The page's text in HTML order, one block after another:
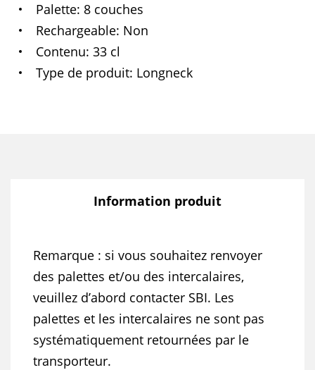
Palette 8 couches
Rechargeable Non
Contenu 33 cl
Type de produit Longneck
Information produit
Remarque : si vous souhaitez renvoyer
des palettes et/ou des intercalaires,
veuillez d’abord contacter SBI. Les
palettes et les intercalaires ne sont pas
systématiquement retournées par le
transporteur.